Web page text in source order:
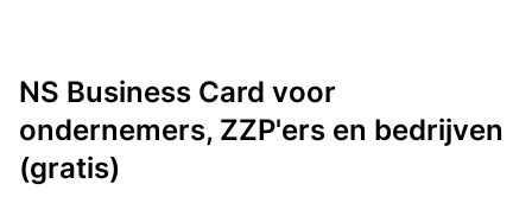
NS Business Card voor
ondernemers, ZZP'ers en bedrijven
(gratis)